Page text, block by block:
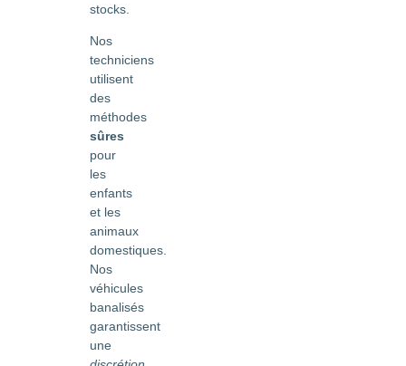
stocks.
Nos
techniciens
utilisent
des
méthodes
sûres
pour
les
enfants
et les
animaux
domestiques.
Nos
véhicules
banalisés
garantissent
une